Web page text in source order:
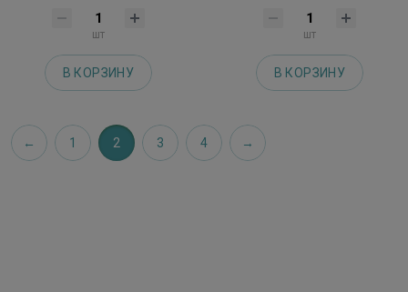
шт
В КОРЗИНУ
шт
В КОРЗИНУ
1 2 3 4